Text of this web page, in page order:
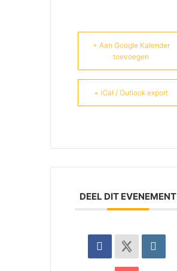
+ Aan Google Kalender
toevoegen
+ iCal / Outlook export
DEEL DIT EVENEMENT